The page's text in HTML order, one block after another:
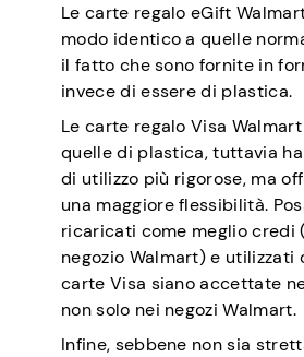
Le carte regalo eGift
modo identico a quelle
il fatto che sono fornite in
invece di essere di plastica.
Le carte regalo Visa
quelle di plastica, tuttavia
di utilizzo più rigorose, ma
una maggiore flessibilità.
ricaricati come meglio credi
negozio Walmart) e utilizzati
carte Visa siano accettate
non solo nei negozi Walmart.
Infine, sebbene non sia